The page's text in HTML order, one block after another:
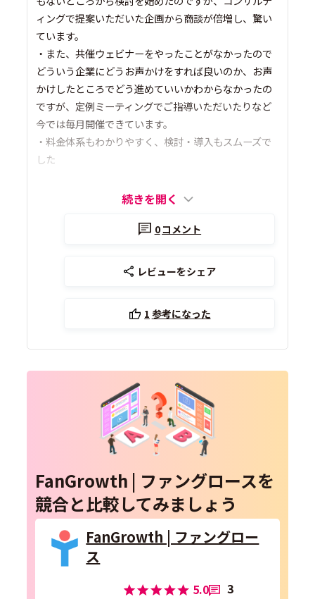
ィングで提案いただいた企画から商談が倍増し、驚い
ています。
・また、共催ウェビナーをやったことがなかったので
どういう企業にどうお声かけをすれば良いのか、お声
かけしたところでどう進めていいかわからなかったの
ですが、定例ミーティングでご指導いただいたりなど
今では毎月開催できています。
・料金体系もわかりやすく、検討・導入もスムーズで
した
続きを開く
0コメント
レビューをシェア
1 参考になった
FanGrowth | ファングロースを
競合と比較してみましょう
FanGrowth | ファングロー
ス
5.0 3